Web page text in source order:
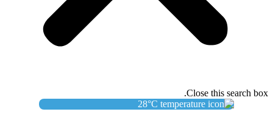
Close this search box.
28°C